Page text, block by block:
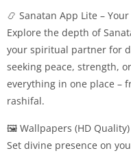
📿 Sanatan App Lite –
Explore the depth of
your spiritual partner for
seeking peace, strength,
everything in one place –
rashifal.
🖼️ Wallpapers (HD Quality)
Set divine presence on